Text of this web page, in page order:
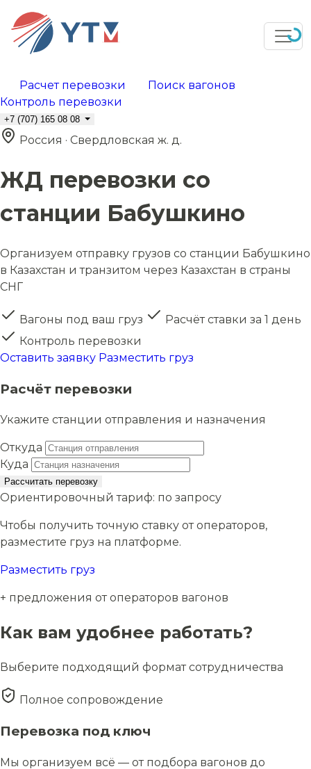
Расчет перевозки
Поиск вагонов
Контроль перевозки
+7 (707) 165 08 08
Россия · Свердловская ж. д.
ЖД перевозки со
станции Бабушкино
Организуем отправку грузов со станции Бабушкино
в Казахстан и транзитом через Казахстан в страны
СНГ
Вагоны под ваш груз
Расчёт ставки за 1 день
Контроль перевозки
Оставить заявку Разместить груз
Расчёт перевозки
Укажите станции отправления и назначения
Откуда
Куда
Рассчитать перевозку
Ориентировочный тариф: по запросу
Чтобы получить точную ставку от операторов,
разместите груз на платформе.
Разместить груз
+ предложения от операторов вагонов
Как вам удобнее работать?
Выберите подходящий формат сотрудничества
Полное сопровождение
Перевозка под ключ
Мы организуем всё — от подбора вагонов до